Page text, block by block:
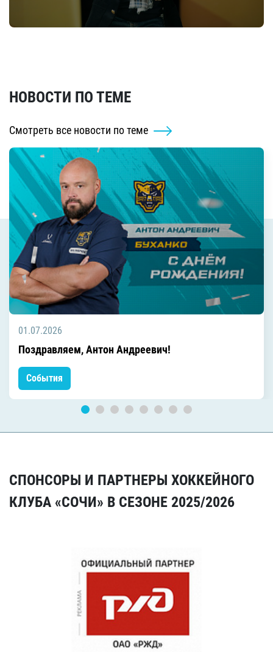
НОВОСТИ ПО ТЕМЕ
Смотреть все новости по теме
01.07.2026
Поздравляем, Антон Андреевич!
События
СПОНСОРЫ И ПАРТНЕРЫ ХОККЕЙНОГО
КЛУБА «СОЧИ» В СЕЗОНЕ 2025/2026